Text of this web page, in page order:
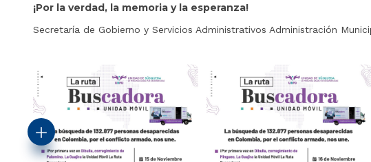
¡Por la verdad, la memoria y la esperanza!
Secretaría de Gobierno y Servicios Administrativos Administración